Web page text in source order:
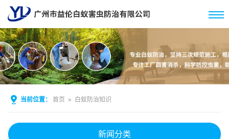
当前位置： 首页 » 白蚁防治知识
新闻分类